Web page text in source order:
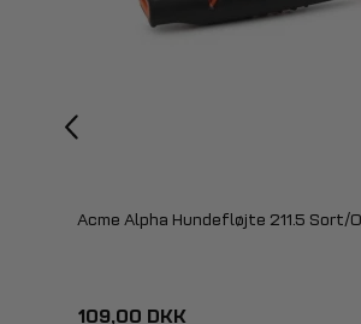
Acme Alpha Hundefløjte 211.5 Sort/
109,00 DKK